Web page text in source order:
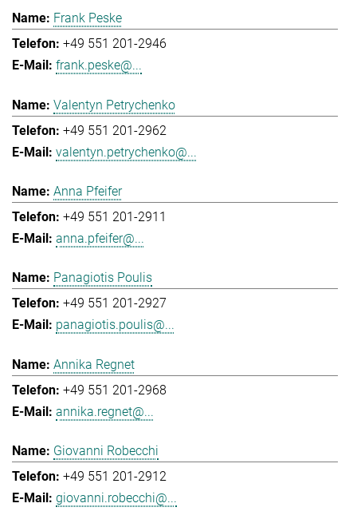
Frank Peske
+49 551 201-2946
frank.peske@...
Valentyn Petrychenko
+49 551 201-2962
valentyn.petrychenko@...
Anna Pfeifer
+49 551 201-2911
anna.pfeifer@...
Panagiotis Poulis
+49 551 201-2927
panagiotis.poulis@...
Annika Regnet
+49 551 201-2968
annika.regnet@...
Giovanni Robecchi
+49 551 201-2912
giovanni.robecchi@...